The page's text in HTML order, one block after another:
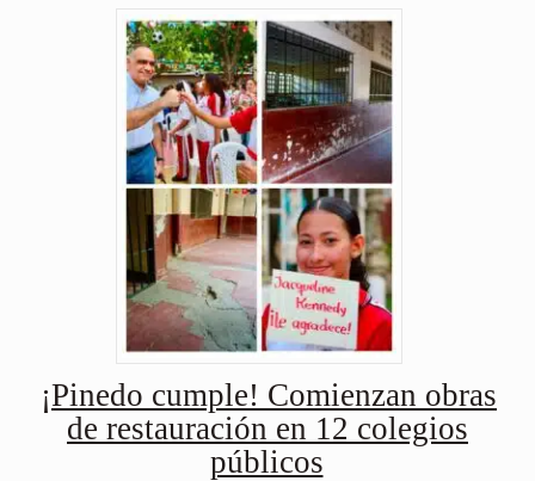
¡Pinedo cumple! Comienzan obras
de restauración en 12 colegios
públicos